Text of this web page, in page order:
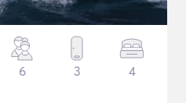
6 3 4